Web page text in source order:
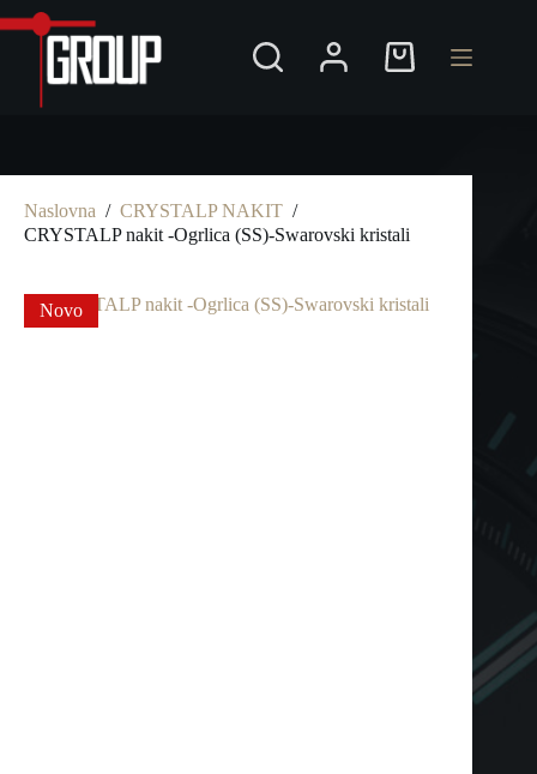
Preskoči
na
Shopping
Naslovna / CRYSTALP NAKIT /
CRYSTALP nakit -Ogrlica (SS)-Swarovski kristali
Novo